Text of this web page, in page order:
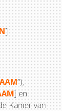
]
”),
] en
Kamer van